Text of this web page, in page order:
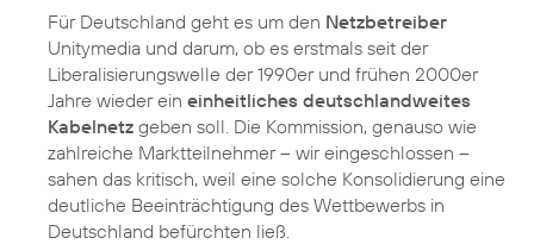
Für Deutschland geht es um den Netzbetreiber
Unitymedia und darum, ob es erstmals seit der
Liberalisierungswelle der 1990er und frühen 2000er
Jahre wieder ein einheitliches deutschlandweites
Kabelnetz geben soll. Die Kommission, genauso wie
zahlreiche Marktteilnehmer – wir eingeschlossen –
sahen das kritisch, weil eine solche Konsolidierung eine
deutliche Beeinträchtigung des Wettbewerbs in
Deutschland befürchten ließ.